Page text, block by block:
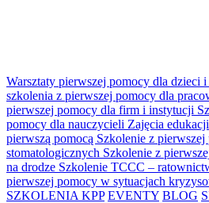
Warsztaty pierwszej pomocy dla dzieci i
szkolenia z pierwszej pomocy dla
pierwszej pomocy dla firm i instytucji
pomocy dla nauczycieli Zajęcia
pierwszą pomocą Szkolenie z
stomatologicznych Szkolenie z
na drodze Szkolenie TCCC –
pierwszej pomocy w sytuacjach
SZKOLENIA KPP EVENTY BLOG